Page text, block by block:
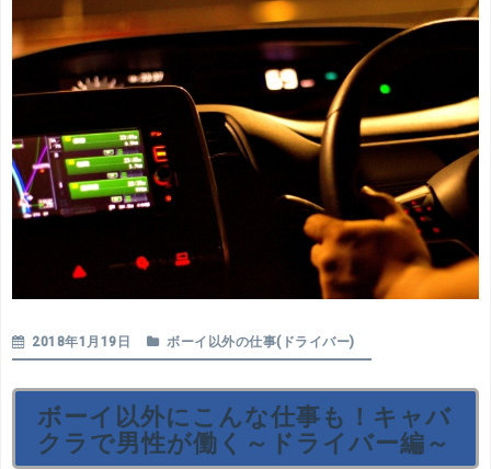
2018年1月19日 ボーイ以外の仕事(ドライバー)
ボーイ以外にこんな仕事も！キャバ
クラで男性が働く～ドライバー編～